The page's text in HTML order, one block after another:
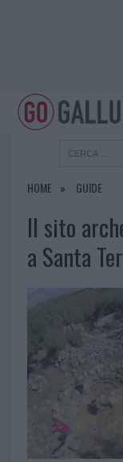
HOME GUIDE
Il sito
a Santa